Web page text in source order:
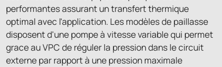
performantes assurant un transfert thermique
optimal avec l'application. Les modèles de paillasse
disposent d'une pompe à vitesse variable qui permet
grace au VPC de réguler la pression dans le circuit
externe par rapport à une pression maximale